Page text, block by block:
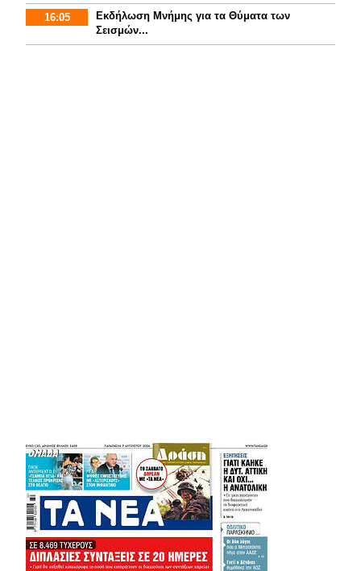
16:05
Εκδήλωση Μνήμης για τα Θύματα των
Σεισμών...